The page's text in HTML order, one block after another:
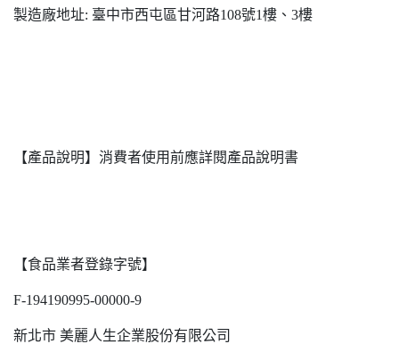
製造廠地址: 臺中市西屯區甘河路108號1樓、3樓
【產品說明】消費者使用前應詳閱產品說明書
【食品業者登錄字號】
F-194190995-00000-9
新北市 美麗人生企業股份有限公司